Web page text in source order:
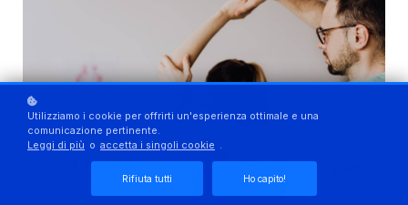
Utilizziamo i cookie per offrirti un'esperienza ottimale e una
comunicazione pertinente.
Leggi di più o accetta i singoli cookie .
Rifiuta tutti Ho capito!